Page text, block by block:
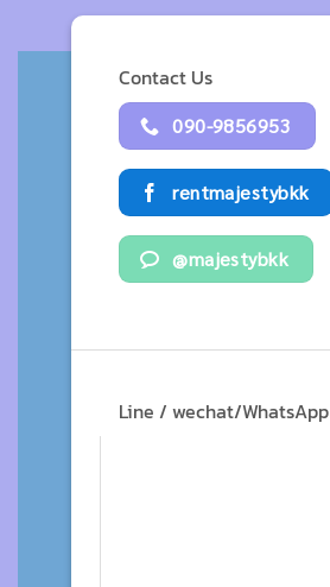
Contact Us
090-9856953
rentmajestybkk
@majestybkk
Line / wechat/WhatsApp